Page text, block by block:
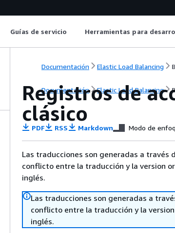
Guías de servicio Herramientas para
Documentación Elastic Load Balancing
Documentación Elastic Load Balancing
Registros de
clásico
PDF RSS Markdown Modo de
Las traducciones son generadas a través
conflicto entre la traducción y la version
inglés.
Las traducciones son generadas a
conflicto entre la traducción y la
inglés.